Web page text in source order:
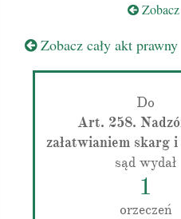
Zobacz
Zobacz cały akt prawny
Do
Art. 258.
załatwianiem skarg
sąd wydał
1
orzeczeń